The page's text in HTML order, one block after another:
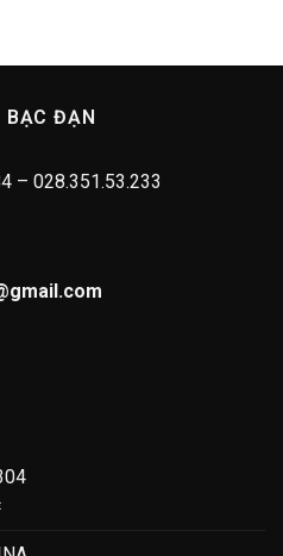
BẠC ĐẠN
– 028.351.53.233
ở
ĐỠ